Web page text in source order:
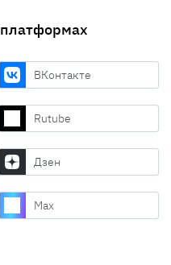
ВКонтакте
Rutube
Дзен
Max